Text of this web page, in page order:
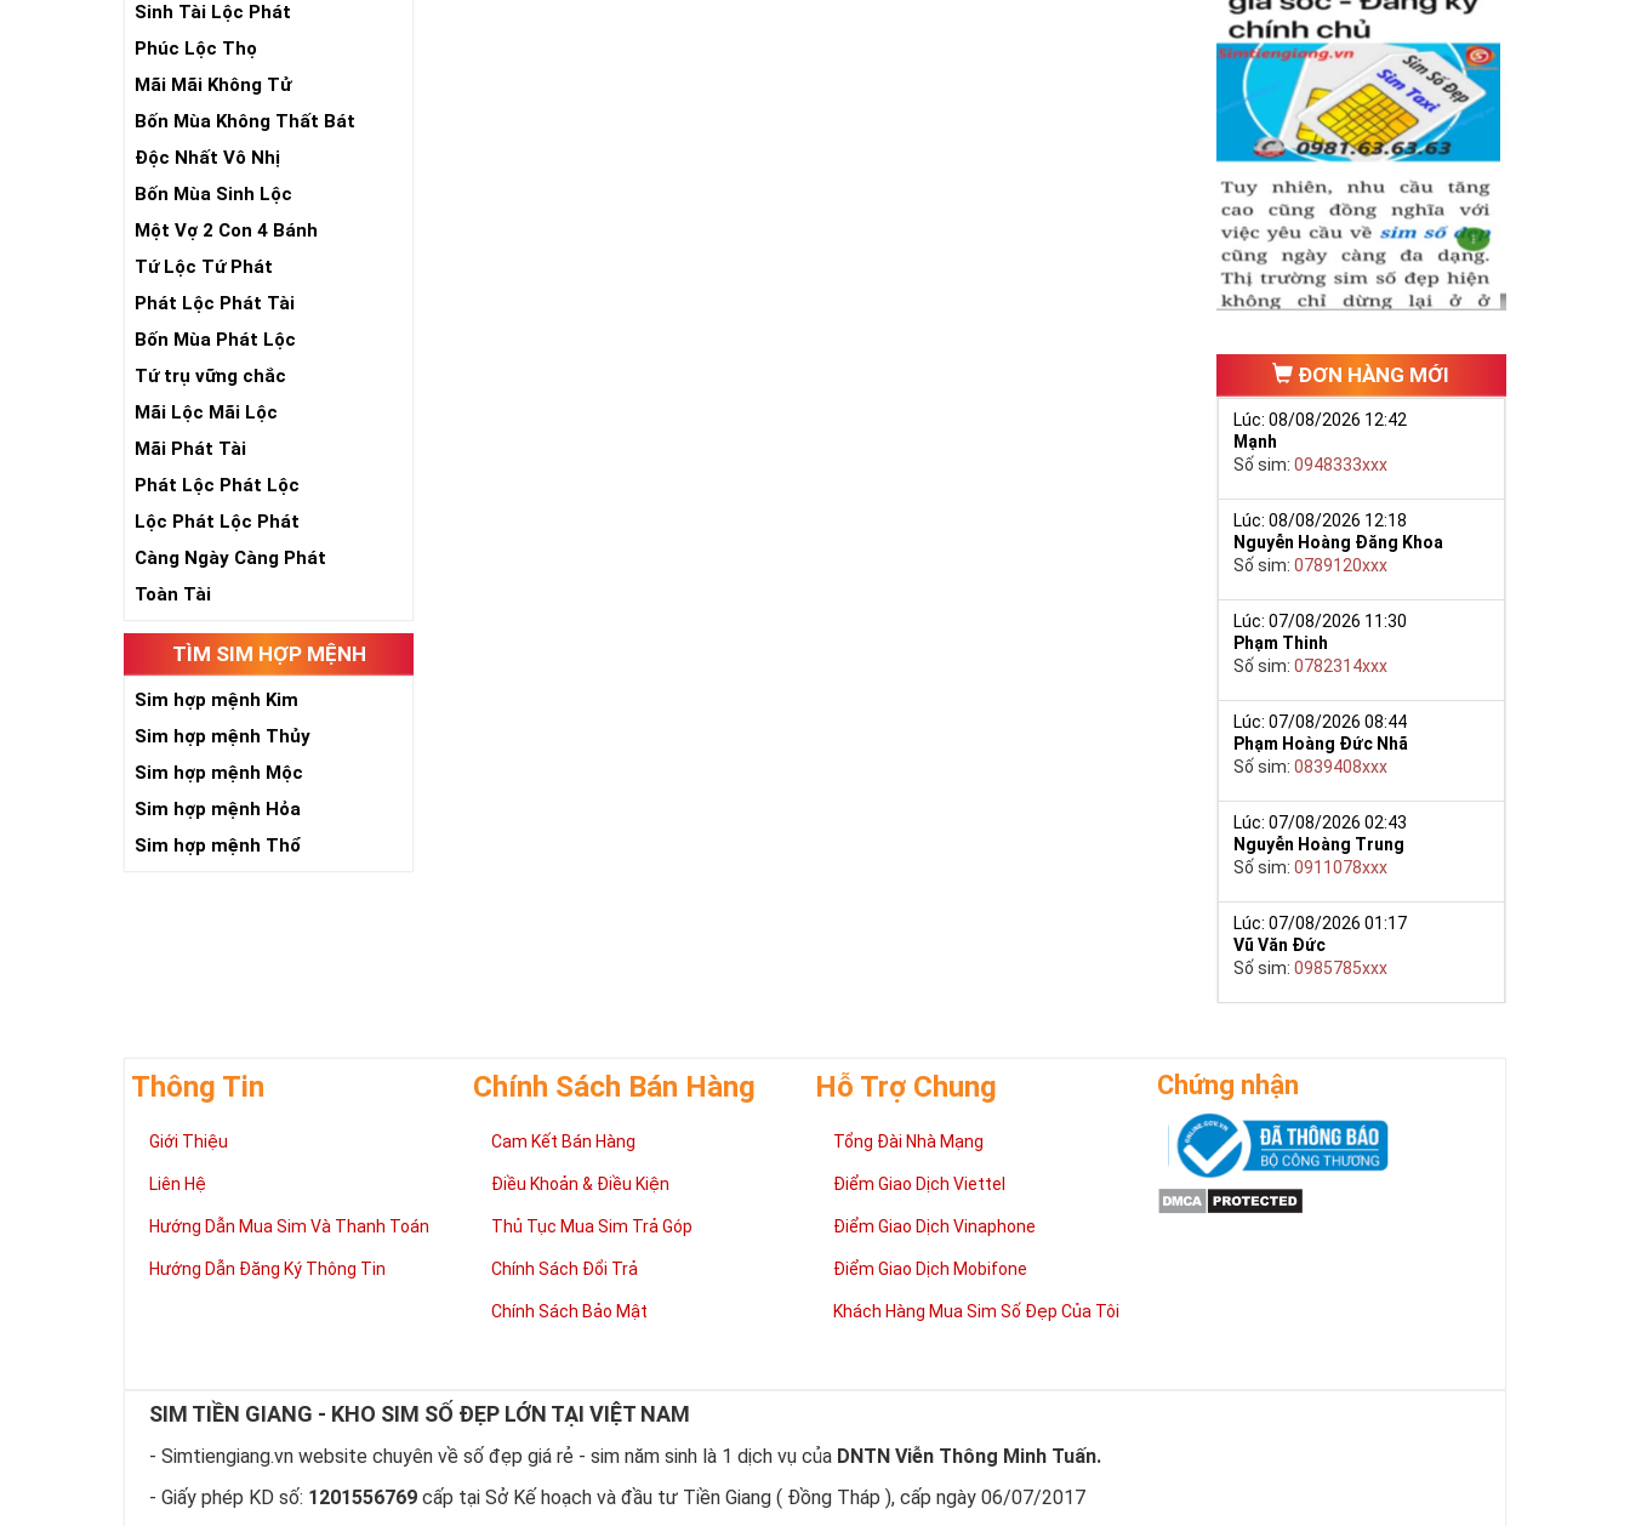
Sinh Tài Lộc Phát
Phúc Lộc Thọ
Mãi Mãi Không Tử
Bốn Mùa Không Thất Bát
Độc Nhất Vô Nhị
Bốn Mùa Sinh Lộc
Một Vợ 2 Con 4 Bánh
Tứ Lộc Tứ Phát
Phát Lộc Phát Tài
Bốn Mùa Phát Lộc
Tứ trụ vững chắc
Mãi Lộc Mãi Lộc
Mãi Phát Tài
Phát Lộc Phát Lộc
Lộc Phát Lộc Phát
Càng Ngày Càng Phát
Toàn Tài
TÌM SIM HỢP MỆNH
Sim hợp mệnh Kim
Sim hợp mệnh Thủy
Sim hợp mệnh Mộc
Sim hợp mệnh Hỏa
Sim hợp mệnh Thổ
Tại sao nên sở hữu Sim Lục Quý 9?
Sở hữu Sim Lục Quý 9 không chỉ mang tới niềm vui trong cuộc sống, tài lộc trong công việc mà còn
thể hiện sựĐẲNG CẤPcho chủ nhân.
Theo ngũ hành tương sinh, những nhười thuộc mệnh Hỏa khi sử dụng Sim Lục Quý 9 sẽ có được
nhiềuTÀI LỘCtrong làm ăn và gia đình luôn vui vẻ, hạnh phúc.
ĐƠN HÀNG MỚI
Lúc: 08/08/2026 12:42
Mạnh
Số sim:0948333xxx
Lúc: 08/08/2026 12:18
Nguyễn Hoàng Đăng Khoa
Số sim:0789120xxx
Lúc: 07/08/2026 11:30
Phạm Thinh
Số sim:0782314xxx
Lúc: 07/08/2026 08:44
Phạm Hoàng Đức Nhã
Số sim:0839408xxx
Lúc: 07/08/2026 02:43
Nguyễn Hoàng Trung
Số sim:0911078xxx
Lúc: 07/08/2026 01:17
Vũ Văn Đức
Số sim:0985785xxx
Thông Tin
Giới Thiệu
Liên Hệ
Hướng Dẫn Mua Sim Và Thanh Toán
Hướng Dẫn Đăng Ký Thông Tin
Chính Sách Bán Hàng
Cam Kết Bán Hàng
Điều Khoản & Điều Kiện
Thủ Tục Mua Sim Trả Góp
Chính Sách Đổi Trả
Chính Sách Bảo Mật
Hỗ Trợ Chung
Tổng Đài Nhà Mạng
Điểm Giao Dịch Viettel
Điểm Giao Dịch Vinaphone
Điểm Giao Dịch Mobifone
Khách Hàng Mua Sim Số Đẹp Của Tôi
Chứng nhận
SIM TIỀN GIANG - KHO SIM SỐ ĐẸP LỚN TẠI VIỆT NAM
- Simtiengiang.vn website chuyên về số đẹp giá rẻ - sim năm sinh là 1 dịch vụ của DNTN Viễn Thông Minh Tuấn.
- Giấy phép KD số: 1201556769 cấp tại Sở Kế hoạch và đầu tư Tiền Giang ( Đồng Tháp ), cấp ngày 06/07/2017